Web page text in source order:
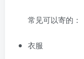
常见可以寄的：
衣服